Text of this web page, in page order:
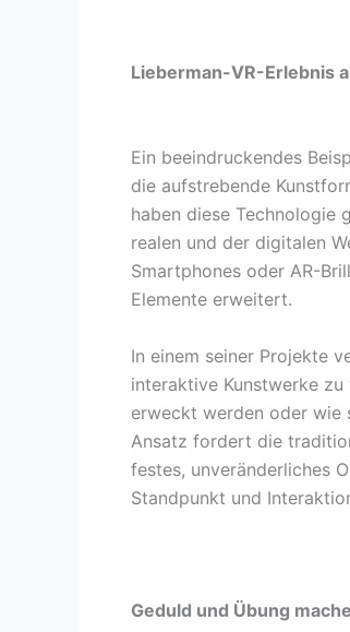
Lieberman-VR-Erlebnis
Ein beeindruckendes
die aufstrebende
haben diese Technologie
realen und der digitalen
Smartphones oder AR-
Elemente erweitert.
In einem seiner Projekte
interaktive Kunstwerke
erweckt werden oder wie
Ansatz fordert die
festes, unveränderliches
Standpunkt und
Geduld und Übung